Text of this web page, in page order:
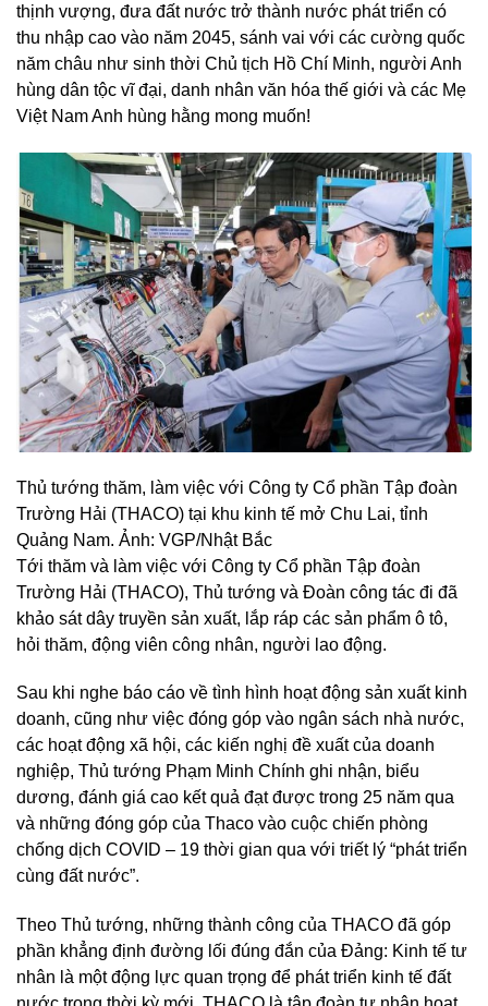
thịnh vượng, đưa đất nước trở thành nước phát triển có
thu nhập cao vào năm 2045, sánh vai với các cường quốc
năm châu như sinh thời Chủ tịch Hồ Chí Minh, người Anh
hùng dân tộc vĩ đại, danh nhân văn hóa thế giới và các Mẹ
Việt Nam Anh hùng hằng mong muốn!
Thủ tướng thăm, làm việc với Công ty Cổ phần Tập đoàn
Trường Hải (THACO) tại khu kinh tế mở Chu Lai, tỉnh
Quảng Nam. Ảnh: VGP/Nhật Bắc
Tới thăm và làm việc với Công ty Cổ phần Tập đoàn
Trường Hải (THACO), Thủ tướng và Đoàn công tác đi đã
khảo sát dây truyền sản xuất, lắp ráp các sản phẩm ô tô,
hỏi thăm, động viên công nhân, người lao động.
Sau khi nghe báo cáo về tình hình hoạt động sản xuất kinh
doanh, cũng như việc đóng góp vào ngân sách nhà nước,
các hoạt động xã hội, các kiến nghị đề xuất của doanh
nghiệp, Thủ tướng Phạm Minh Chính ghi nhận, biểu
dương, đánh giá cao kết quả đạt được trong 25 năm qua
và những đóng góp của Thaco vào cuộc chiến phòng
chống dịch COVID – 19 thời gian qua với triết lý “phát triển
cùng đất nước”.
Theo Thủ tướng, những thành công của THACO đã góp
phần khẳng định đường lối đúng đắn của Đảng: Kinh tế tư
nhân là một động lực quan trọng để phát triển kinh tế đất